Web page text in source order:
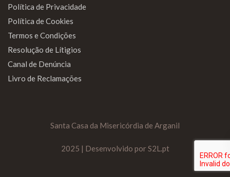
Política de Privacidade
Política de Cookies
Termos e Condições
Resolução de Lítigios
Canal de Denúncia
Livro de Reclamações
Santa Casa da Misericórdia de Arganil
2025 | Desenvolvido por S2L.pt